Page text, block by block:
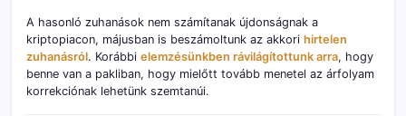
A hasonló zuhanások nem számítanak újdonságnak a
kriptopiacon, májusban is beszámoltunk az akkori hirtelen
zuhanásról. Korábbi elemzésünkben rávilágítottunk arra, hogy
benne van a pakliban, hogy mielőtt tovább menetel az árfolyam
korrekciónak lehetünk szemtanúi.